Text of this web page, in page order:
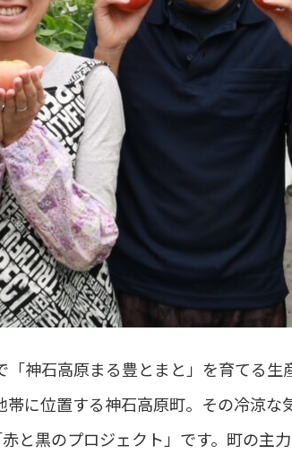
「神石高原まる豊とまと」を育てる生
に位置する神石高原町。その冷涼な
と黒のプロジェクト」です。町の主